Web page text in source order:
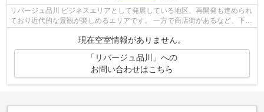
リバージュ品川 ビジネスエリアとして発展している地区、再開発も進められ
ており近代的な景観が楽しめるエリアです。 一方で商店街があるなど、下町
現在空室情報がありません。
「リバージュ品川」への
お問い合わせはこちら